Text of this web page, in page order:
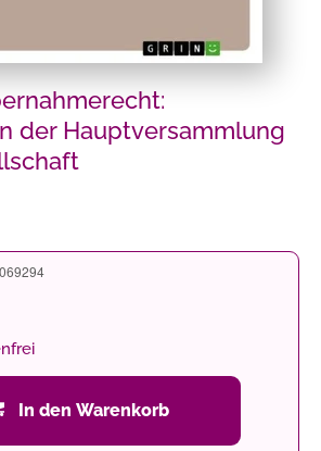
der Hauptversammlung
In den Warenkorb